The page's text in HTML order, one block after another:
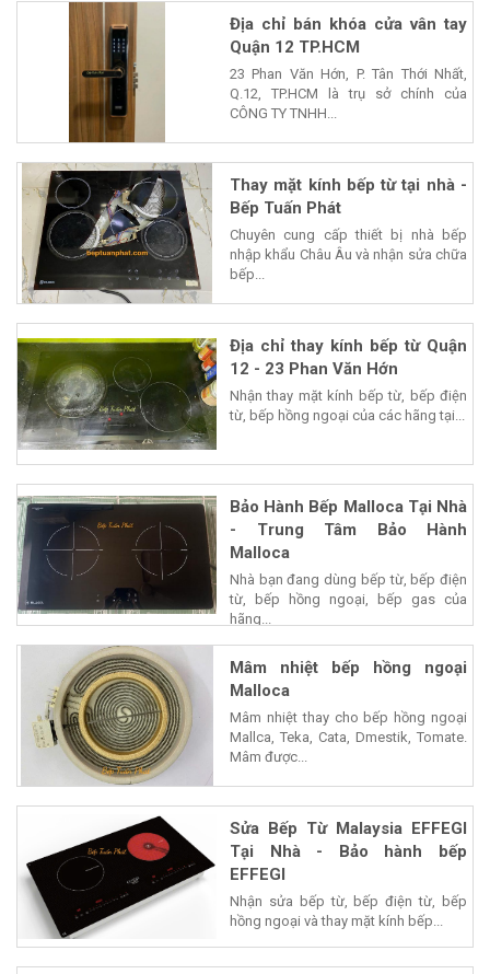
Địa chỉ bán khóa cửa vân tay
Quận 12 TP.HCM
23 Phan Văn Hớn, P. Tân Thới Nhất,
Q.12, TP.HCM là trụ sở chính của
CÔNG TY TNHH...
Thay mặt kính bếp từ tại nhà -
Bếp Tuấn Phát
Chuyên cung cấp thiết bị nhà bếp
nhập khẩu Châu Âu và nhận sửa chữa
bếp...
Địa chỉ thay kính bếp từ Quận
12 - 23 Phan Văn Hớn
Nhận thay mặt kính bếp từ, bếp điện
từ, bếp hồng ngoại của các hãng tại...
Bảo Hành Bếp Malloca Tại Nhà
- Trung Tâm Bảo Hành
Malloca
Nhà bạn đang dùng bếp từ, bếp điện
từ, bếp hồng ngoại, bếp gas của
hãng...
Mâm nhiệt bếp hồng ngoại
Malloca
Mâm nhiệt thay cho bếp hồng ngoại
Mallca, Teka, Cata, Dmestik, Tomate.
Mâm được...
Sửa Bếp Từ Malaysia EFFEGI
Tại Nhà - Bảo hành bếp
EFFEGI
Nhận sửa bếp từ, bếp điện từ, bếp
hồng ngoại và thay mặt kính bếp...